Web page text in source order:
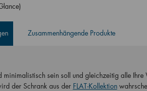
Zusammenhängende Produkte
sein soll und gleichzeitig alle Ihre
der Schrank aus der FLAT-Kollektion